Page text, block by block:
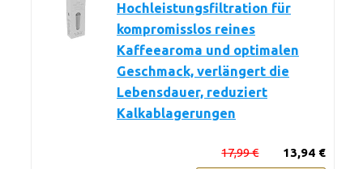
Hochleistungsfiltration für
kompromisslos reines
Kaffeearoma und optimalen
Geschmack, verlängert die
Lebensdauer, reduziert
Kalkablagerungen
13,94 €
17,99 €